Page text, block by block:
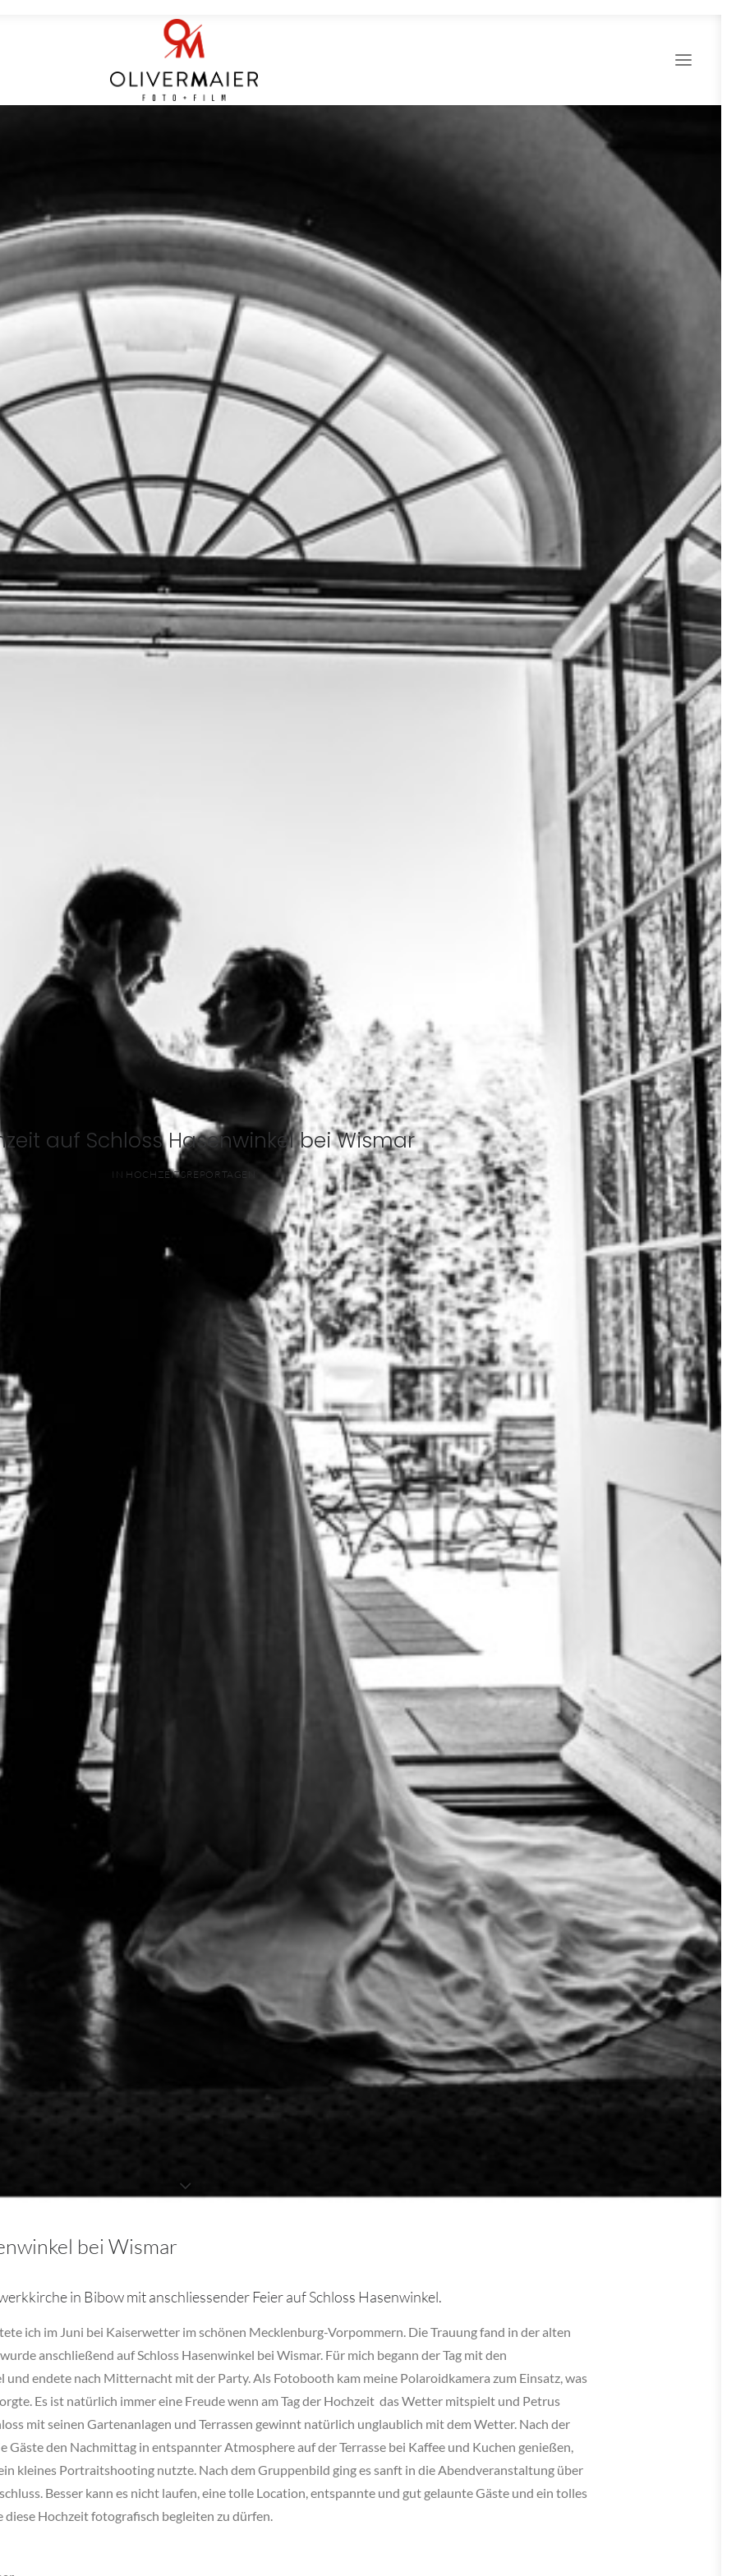
auf Schloss Hasenwinkel bei Wismar
IN HOCHZEITSREPORTAGEN
bei Wismar
in Bibow mit anschliessender Feier auf Schloss Hasenwinkel.
ich im Juni bei Kaiserwetter im schönen Mecklenburg-Vorpommern. Die Trauung fand in der alten
anschließend auf Schloss Hasenwinkel bei Wismar. Für mich begann der Tag mit den
und endete nach Mitternacht mit der Party. Als Fotobooth kam meine Polaroidkamera zum Einsatz, was
Es ist natürlich immer eine Freude wenn am Tag der Hochzeit das Wetter mitspielt und Petrus
mit seinen Gartenanlagen und Terrassen gewinnt natürlich unglaublich mit dem Wetter. Nach der
den Nachmittag in entspannter Atmosphere auf der Terrasse bei Kaffee und Kuchen genießen,
kleines Portraitshooting nutzte. Nach dem Gruppenbild ging es sanft in die Abendveranstaltung über
Besser kann es nicht laufen, eine tolle Location, entspannte und gut gelaunte Gäste und ein tolles
diese Hochzeit fotografisch begleiten zu dürfen.